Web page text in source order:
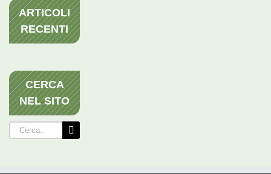
ARTICOLI
RECENTI
CERCA
NEL SITO
Cerca
per: